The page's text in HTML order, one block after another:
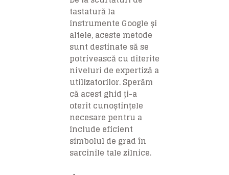
tastatură la
instrumente Google și
altele, aceste metode
sunt destinate să se
potrivească cu diferite
niveluri de expertiză a
utilizatorilor. Sperăm
că acest ghid ți-a
oferit cunoștințele
necesare pentru a
include eficient
simbolul de grad în
sarcinile tale zilnice.